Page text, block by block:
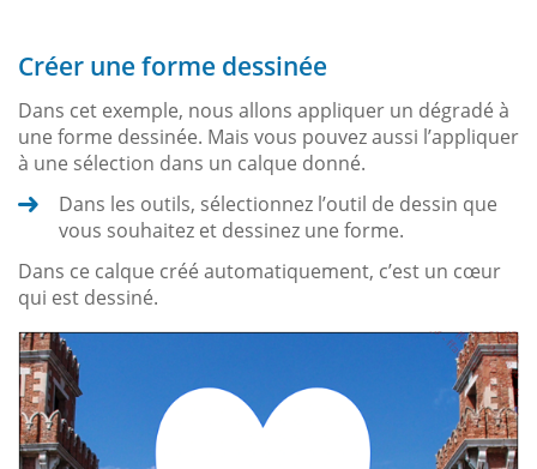
Créer une forme dessinée
Dans cet exemple, nous allons appliquer un dégradé à
une forme dessinée. Mais vous pouvez aussi l’appliquer
à une sélection dans un calque donné.
Dans les outils, sélectionnez l’outil de dessin que
vous souhaitez et dessinez une forme.
Dans ce calque créé automatiquement, c’est un cœur
qui est dessiné.